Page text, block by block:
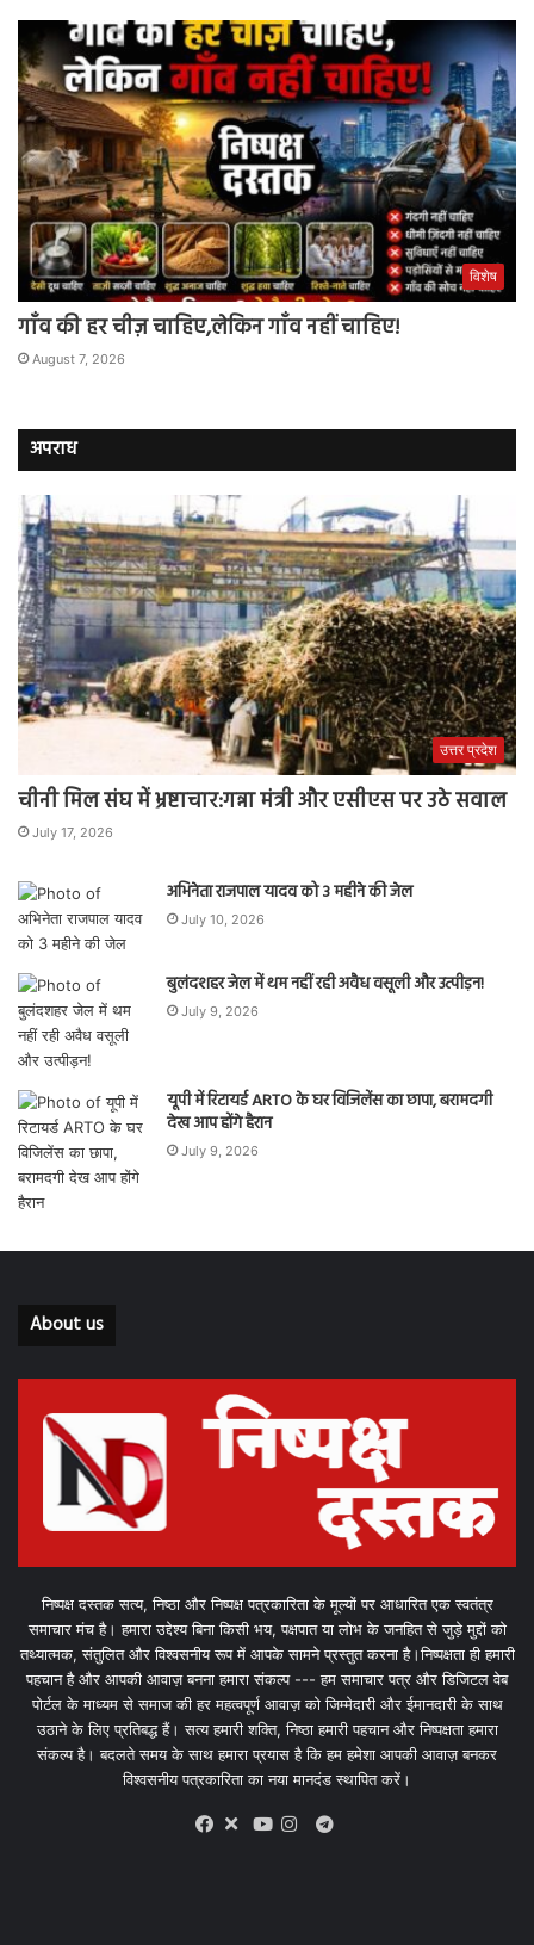
विशेष
गाँव की हर चीज़ चाहिए,लेकिन गाँव नहीं चाहिए!
August 7, 2026
अपराध
उत्तर प्रदेश
चीनी मिल संघ में भ्रष्टाचार:गन्ना मंत्री और एसीएस पर उठे सवाल
July 17, 2026
अभिनेता राजपाल यादव को 3 महीने की जेल
July 10, 2026
बुलंदशहर जेल में थम नहीं रही अवैध वसूली और उत्पीड़न!
July 9, 2026
यूपी में रिटायर्ड ARTO के घर विजिलेंस का छापा, बरामदगी
देख आप होंगे हैरान
July 9, 2026
About us
निष्पक्ष दस्तक सत्य, निष्ठा और निष्पक्ष पत्रकारिता के मूल्यों पर आधारित एक स्वतंत्र
समाचार मंच है। हमारा उद्देश्य बिना किसी भय, पक्षपात या लोभ के जनहित से जुड़े मुद्दों को
तथ्यात्मक, संतुलित और विश्वसनीय रूप में आपके सामने प्रस्तुत करना है।निष्पक्षता ही हमारी
पहचान है और आपकी आवाज़ बनना हमारा संकल्प --- हम समाचार पत्र और डिजिटल वेब
पोर्टल के माध्यम से समाज की हर महत्वपूर्ण आवाज़ को जिम्मेदारी और ईमानदारी के साथ
उठाने के लिए प्रतिबद्ध हैं। सत्य हमारी शक्ति, निष्ठा हमारी पहचान और निष्पक्षता हमारा
संकल्प है। बदलते समय के साथ हमारा प्रयास है कि हम हमेशा आपकी आवाज़ बनकर
विश्वसनीय पत्रकारिता का नया मानदंड स्थापित करें।
X
Telegram